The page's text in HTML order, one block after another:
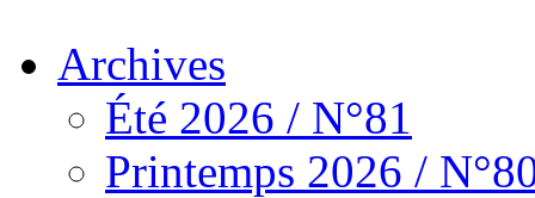
Archives
Été 2026 / N°81
Printemps 2026 /